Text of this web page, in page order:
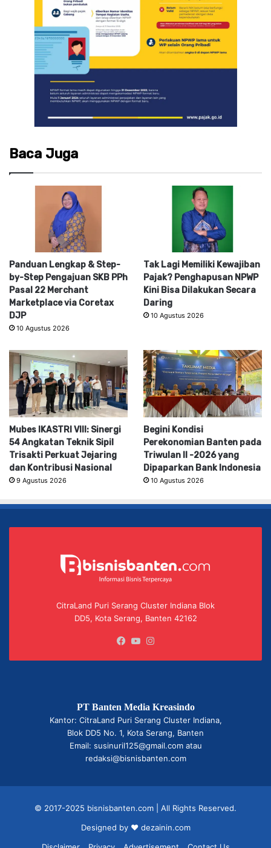
Baca Juga
Panduan Lengkap & Step-
by-Step Pengajuan SKB PPh
Pasal 22 Merchant
Marketplace via Coretax
DJP
10 Agustus 2026
Tak Lagi Memiliki Kewajiban
Pajak? Penghapusan NPWP
Kini Bisa Dilakukan Secara
Daring
10 Agustus 2026
Mubes IKASTRI VIII: Sinergi
54 Angkatan Teknik Sipil
Trisakti Perkuat Jejaring
dan Kontribusi Nasional
9 Agustus 2026
Begini Kondisi
Perekonomian Banten pada
Triwulan II -2026 yang
Dipaparkan Bank Indonesia
10 Agustus 2026
CitraLand Puri Serang Cluster Indiana Blok
DD5, Kota Serang, Banten 42162
Facebook
YouTube
PT Banten Media Kreasindo
Kantor: CitraLand Puri Serang Cluster Indiana,
Blok DD5 No. 1, Kota Serang, Banten
Email: susinuril125@gmail.com atau
redaksi@bisnisbanten.com
© 2017-2025 bisnisbanten.com | All Rights Reserved.
Designed by ❤ dezainin.com